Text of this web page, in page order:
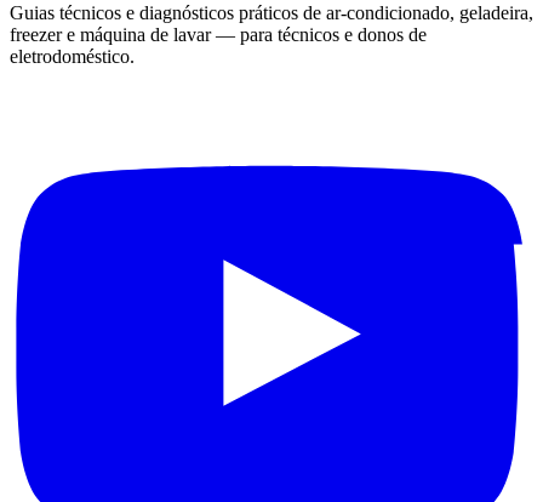
Guias técnicos e diagnósticos práticos de ar-condicionado, geladeira,
freezer e máquina de lavar — para técnicos e donos de
eletrodoméstico.